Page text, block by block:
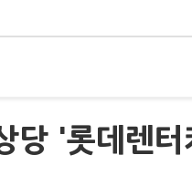
당 '롯데렌터